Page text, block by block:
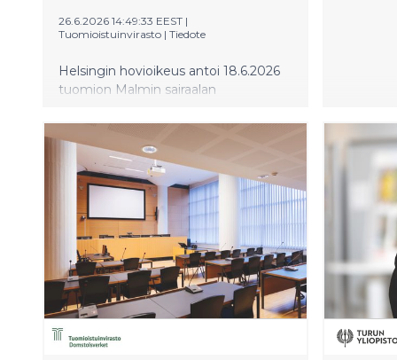
26.6.2026 14:49:33 EEST |
Tuomioistuinvirasto | Tiedote
Helsingin hovioikeus antoi 18.6.2026
tuomion Malmin sairaalan
tapahtunutta törkeää raiskausta
koskevassa asiassa. Hovioikeus ei
muuttanut Helsingin käräjäoikeuden
asiassa 22.4.2025 antamaa tuomiota.
Käräjäoikeus oli hylännyt syytteen
törkeästä raiskauksesta. Ratkaisut
ovat herättäneet runsasta
keskustelua etenkin sosiaalisessa
mediassa. Erityisesti on keskusteltu
jutun asianomistajan alaikäisyydestä
ja humalatilasta sekä
oikeudenkäyntikulujen
korvaamisesta.